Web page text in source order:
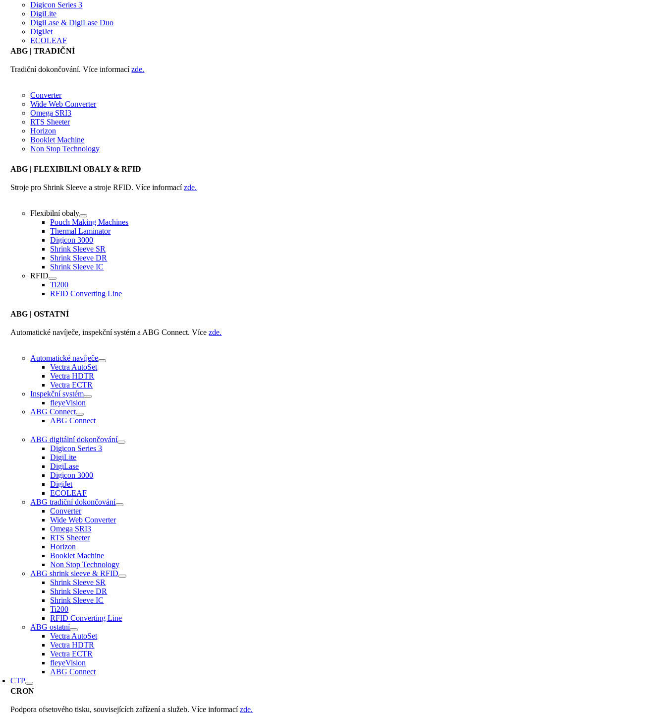
Digicon Series 3
DigiLite
DigiLase & DigiLase Duo
DigiJet
ECOLEAF
ABG | TRADIČNÍ
Tradiční dokončování. Více informacízde.
Converter
Wide Web Converter
Omega SRI3
RTS Sheeter
Horizon
Booklet Machine
Non Stop Technology
ABG | FLEXIBILNÍ OBALY & RFID
Stroje pro Shrink Sleeve a stroje RFID. Více informacízde.
Flexibilní obaly
Pouch Making Machines
Thermal Laminator
Digicon 3000
Shrink Sleeve SR
Shrink Sleeve DR
Shrink Sleeve IC
RFID
Ti200
RFID Converting Line
ABG | OSTATNÍ
Automatické navíječe, inspekční systém a ABG Connect. Vícezde.
Automatické navíječe
Vectra AutoSet
Vectra HDTR
Vectra ECTR
Inspekční systém
fleyeVision
ABG Connect
ABG Connect
ABG digitální dokončování
Digicon Series 3
DigiLite
DigiLase
Digicon 3000
DigiJet
ECOLEAF
ABG tradiční dokončování
Converter
Wide Web Converter
Omega SRI3
RTS Sheeter
Horizon
Booklet Machine
Non Stop Technology
ABG shrink sleeve & RFID
Shrink Sleeve SR
Shrink Sleeve DR
Shrink Sleeve IC
Ti200
RFID Converting Line
ABG ostatní
Vectra AutoSet
Vectra HDTR
Vectra ECTR
fleyeVision
ABG Connect
CTP
CRON
Podpora ofsetového tisku, souvisejících zařízení a služeb. Více informacízde.